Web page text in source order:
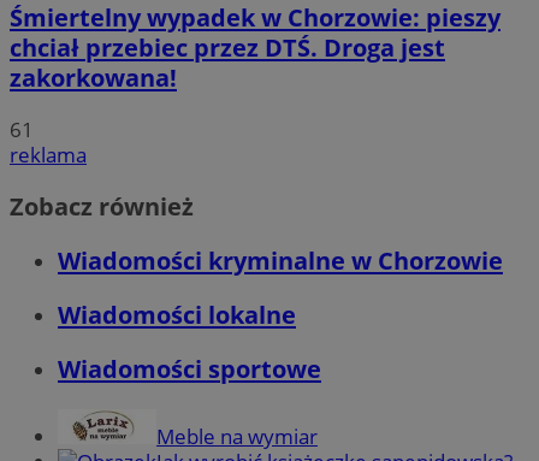
Śmiertelny wypadek w Chorzowie: pieszy
chciał przebiec przez DTŚ. Droga jest
zakorkowana!
61
reklama
Zobacz również
Wiadomości kryminalne w Chorzowie
Wiadomości lokalne
Wiadomości sportowe
Meble na wymiar